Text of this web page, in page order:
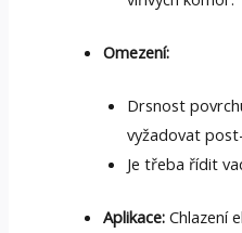
Omezení:
Drsnost
vyžadovat
Je třeba řídit
Aplikace: Chlazení